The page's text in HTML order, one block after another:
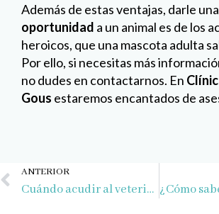
Además de estas ventajas, darle una
oportunidad a un animal es de los
heroicos, que una mascota adulta
Por ello, si necesitas más
no dudes en contactarnos. En
Gous estaremos encantados de
Ant
ANTERIOR
Cuándo acudir al veterinario de urgencias